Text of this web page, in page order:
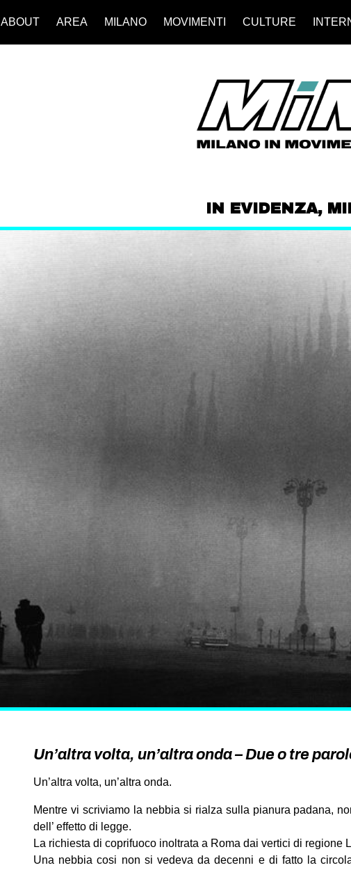
ABOUT AREA MILANO MOVIMENTI CULTURE
IN EVIDENZA,
Un’altra volta, un’altra onda – Due o tre
Un’altra volta, un’altra onda.
Mentre vi scriviamo la nebbia si rialza sulla pianura padana,
dell’ effetto di legge.
La richiesta di coprifuoco inoltrata a Roma dai vertici di regione
Una nebbia cosi non si vedeva da decenni e di fatto la